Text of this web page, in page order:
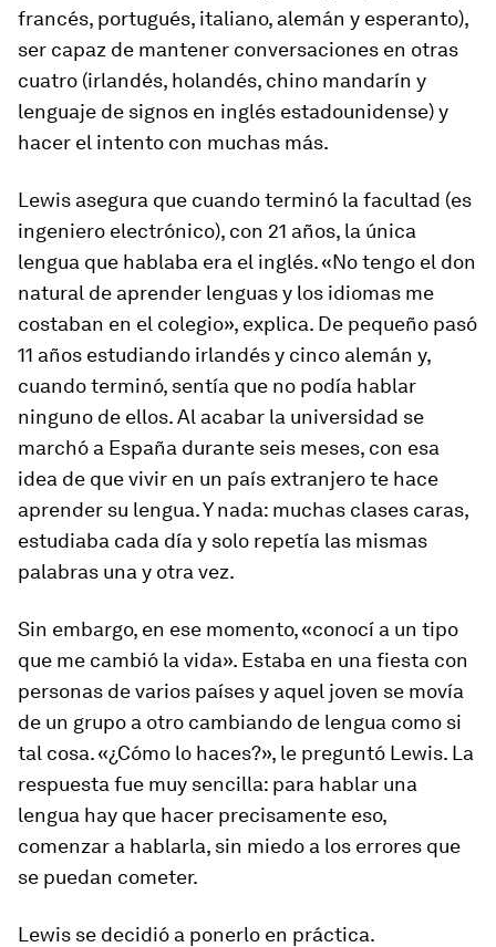
francés, portugués, italiano, alemán y esperanto),
ser capaz de mantener conversaciones en otras
cuatro (irlandés, holandés, chino mandarín y
lenguaje de signos en inglés estadounidense) y
hacer el intento con muchas más.
Lewis asegura que cuando terminó la facultad (es
ingeniero electrónico), con 21 años, la única
lengua que hablaba era el inglés. «No tengo el don
natural de aprender lenguas y los idiomas me
costaban en el colegio», explica. De pequeño pasó
11 años estudiando irlandés y cinco alemán y,
cuando terminó, sentía que no podía hablar
ninguno de ellos. Al acabar la universidad se
marchó a España durante seis meses, con esa
idea de que vivir en un país extranjero te hace
aprender su lengua. Y nada: muchas clases caras,
estudiaba cada día y solo repetía las mismas
palabras una y otra vez.
Sin embargo, en ese momento, «conocí a un tipo
que me cambió la vida». Estaba en una fiesta con
personas de varios países y aquel joven se movía
de un grupo a otro cambiando de lengua como si
tal cosa. «¿Cómo lo haces?», le preguntó Lewis. La
respuesta fue muy sencilla: para hablar una
lengua hay que hacer precisamente eso,
comenzar a hablarla, sin miedo a los errores que
se puedan cometer.
Lewis se decidió a ponerlo en práctica.